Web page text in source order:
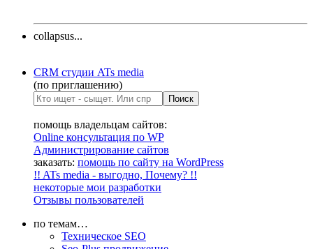
collapsus...
CRM студии ATs media
(по приглашению)
помощь владельцам сайтов:
Online консультация по WP
Администрирование сайтов
заказать: помощь по сайту на WordPress
!! ATs media - выгодно, Почему? !!
некоторые мои разработки
Отзывы пользователей
по темам…
Техническое SEO